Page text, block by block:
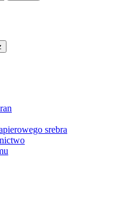
srebra